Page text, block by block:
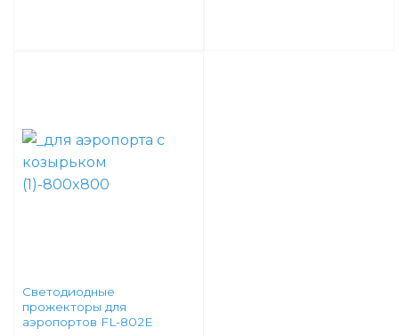
Светодиодные
прожекторы для
аэропортов FL-802E